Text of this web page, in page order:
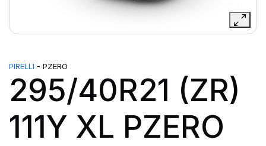
PIRELLI - PZERO
295/40R21 (ZR)
111Y XL PZERO